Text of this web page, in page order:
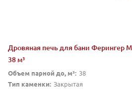
Дровяная печь для бани Ферингер
38 м³
Объем парной до, м³: 38
Тип каменки: Закрытая